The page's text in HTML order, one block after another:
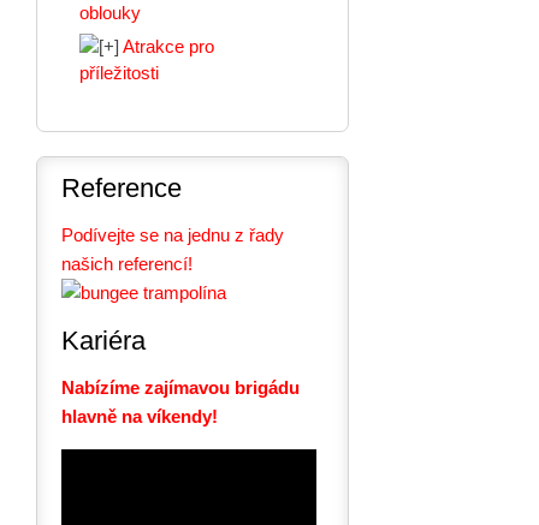
oblouky
Atrakce pro
příležitosti
Reference
Podívejte se na jednu z řady
našich referencí!
Kariéra
Nabízíme zajímavou brigádu
hlavně na víkendy!